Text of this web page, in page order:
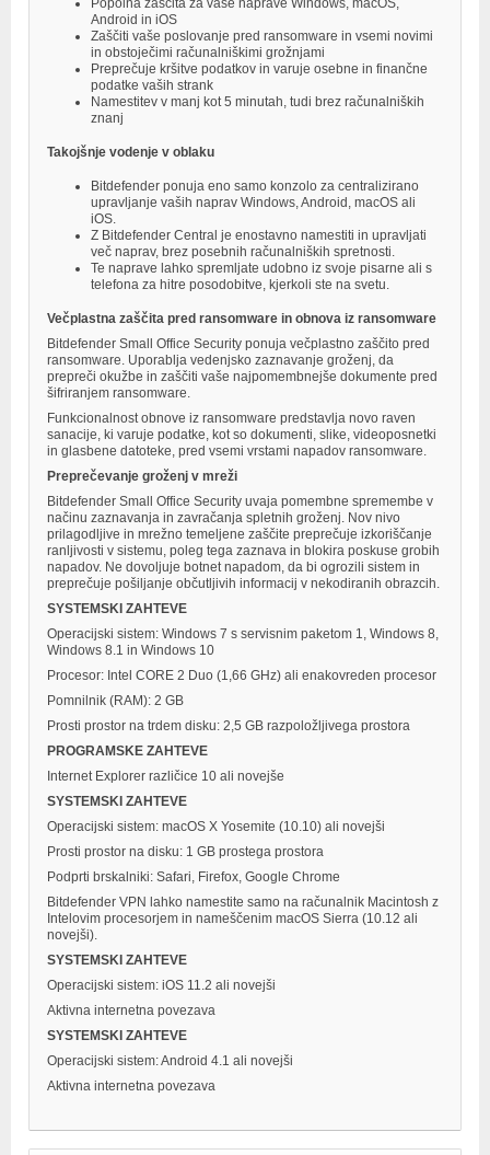
Android in iOS
Zaščiti vaše poslovanje pred ransomware in vsemi novimi
in obstoječimi računalniškimi grožnjami
Preprečuje kršitve podatkov in varuje osebne in finančne
podatke vaših strank
Namestitev v manj kot 5 minutah, tudi brez računalniških
znanj
Takojšnje vodenje v oblaku
Bitdefender ponuja eno samo konzolo za centralizirano
upravljanje vaših naprav Windows, Android, macOS ali
iOS.
Z Bitdefender Central je enostavno namestiti in upravljati
več naprav, brez posebnih računalniških spretnosti.
Te naprave lahko spremljate udobno iz svoje pisarne ali s
telefona za hitre posodobitve, kjerkoli ste na svetu.
Večplastna zaščita pred ransomware in obnova iz ransomware
Bitdefender Small Office Security ponuja večplastno zaščito pred
ransomware. Uporablja vedenjsko zaznavanje groženj, da
prepreči okužbe in zaščiti vaše najpomembnejše dokumente pred
šifriranjem ransomware.
Funkcionalnost obnove iz ransomware predstavlja novo raven
sanacije, ki varuje podatke, kot so dokumenti, slike, videoposnetki
in glasbene datoteke, pred vsemi vrstami napadov ransomware.
Preprečevanje groženj v mreži
Bitdefender Small Office Security uvaja pomembne spremembe v
načinu zaznavanja in zavračanja spletnih groženj. Nov nivo
prilagodljive in mrežno temeljene zaščite preprečuje izkoriščanje
ranljivosti v sistemu, poleg tega zaznava in blokira poskuse grobih
napadov. Ne dovoljuje botnet napadom, da bi ogrozili sistem in
preprečuje pošiljanje občutljivih informacij v nekodiranih obrazcih.
SYSTEMSKI ZAHTEVE
Operacijski sistem: Windows 7 s servisnim paketom 1, Windows 8,
Windows 8.1 in Windows 10
Procesor: Intel CORE 2 Duo (1,66 GHz) ali enakovreden procesor
Pomnilnik (RAM): 2 GB
Prosti prostor na trdem disku: 2,5 GB razpoložljivega prostora
PROGRAMSKE ZAHTEVE
Internet Explorer različice 10 ali novejše
SYSTEMSKI ZAHTEVE
Operacijski sistem: macOS X Yosemite (10.10) ali novejši
Prosti prostor na disku: 1 GB prostega prostora
Podprti brskalniki: Safari, Firefox, Google Chrome
Bitdefender VPN lahko namestite samo na računalnik Macintosh z
Intelovim procesorjem in nameščenim macOS Sierra (10.12 ali
novejši).
SYSTEMSKI ZAHTEVE
Operacijski sistem: iOS 11.2 ali novejši
Aktivna internetna povezava
SYSTEMSKI ZAHTEVE
Operacijski sistem: Android 4.1 ali novejši
Aktivna internetna povezava